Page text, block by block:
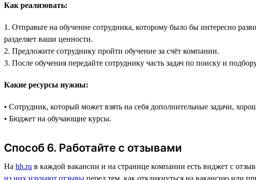
Как реализовать:
1. Отправьте на обучение сотрудника, которому было бы интересно
разделяет ваши ценности.
2. Предложите сотруднику пройти обучение за счёт компании.
3. После обучения передайте сотруднику часть задач по поиску и
Какие ресурсы нужны:
• Сотрудник, который может взять на себя дополнительные задачи,
• Бюджет на обучающие курсы.
Способ 6. Работайте с отзывами
На hh.ru в каждой вакансии и на странице компании есть виджет с
из них изучают отзывы перед тем, как откликнуться на вакансию или